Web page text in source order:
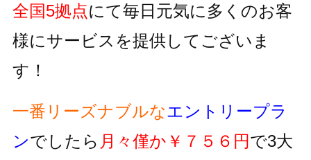
全国5拠点にて毎日元気に多くのお客
様にサービスを提供してございま
す！
一番リーズナブルなエントリープラ
ンでしたら 月々僅か￥７５６円で3大